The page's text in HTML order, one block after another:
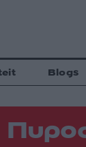
Blogs